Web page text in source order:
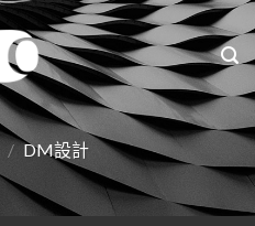
/ DM設計